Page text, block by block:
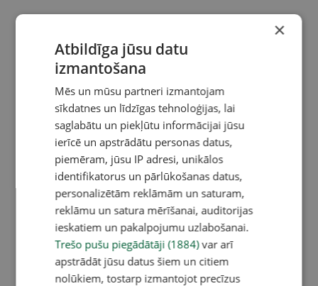
×
Atbildīga jūsu datu
izmantošana
Mēs un mūsu partneri izmantojam
sīkdatnes un līdzīgas tehnoloģijas, lai
saglabātu un piekļūtu informācijai jūsu
ierīcē un apstrādātu personas datus,
piemēram, jūsu IP adresi, unikālos
identifikatorus un pārlūkošanas datus,
personalizētām reklāmām un saturam,
reklāmu un satura mērīšanai, auditorijas
ieskatiem un pakalpojumu uzlabošanai.
Trešo pušu piegādātāji (1884)var arī
apstrādāt jūsu datus šiem un citiem
nolūkiem, tostarp izmantojot precīzus